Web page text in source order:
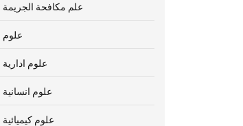
علم مكافحة الجريمة
علوم
علوم ادارية
علوم انسانية
علوم كيميائية